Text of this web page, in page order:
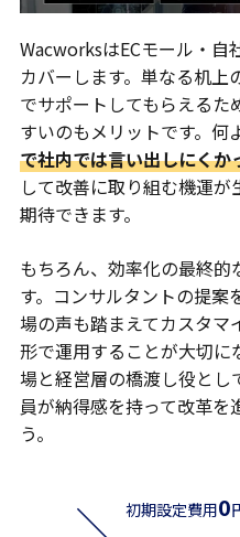
WacworksはECモール・自
カバーします。単なる机
でサポートしてもらえる
すいのもメリットです。何
で社内では言い出しにくか
して改善に取り組む機運
期待できます。
もちろん、効率化の最終
す。コンサルタントの提案
場の声も踏まえてカスタマ
形で運用することが大切に
場と経営層の橋渡し役とし
員が納得感を持って改革を
う。
初期設定費用0